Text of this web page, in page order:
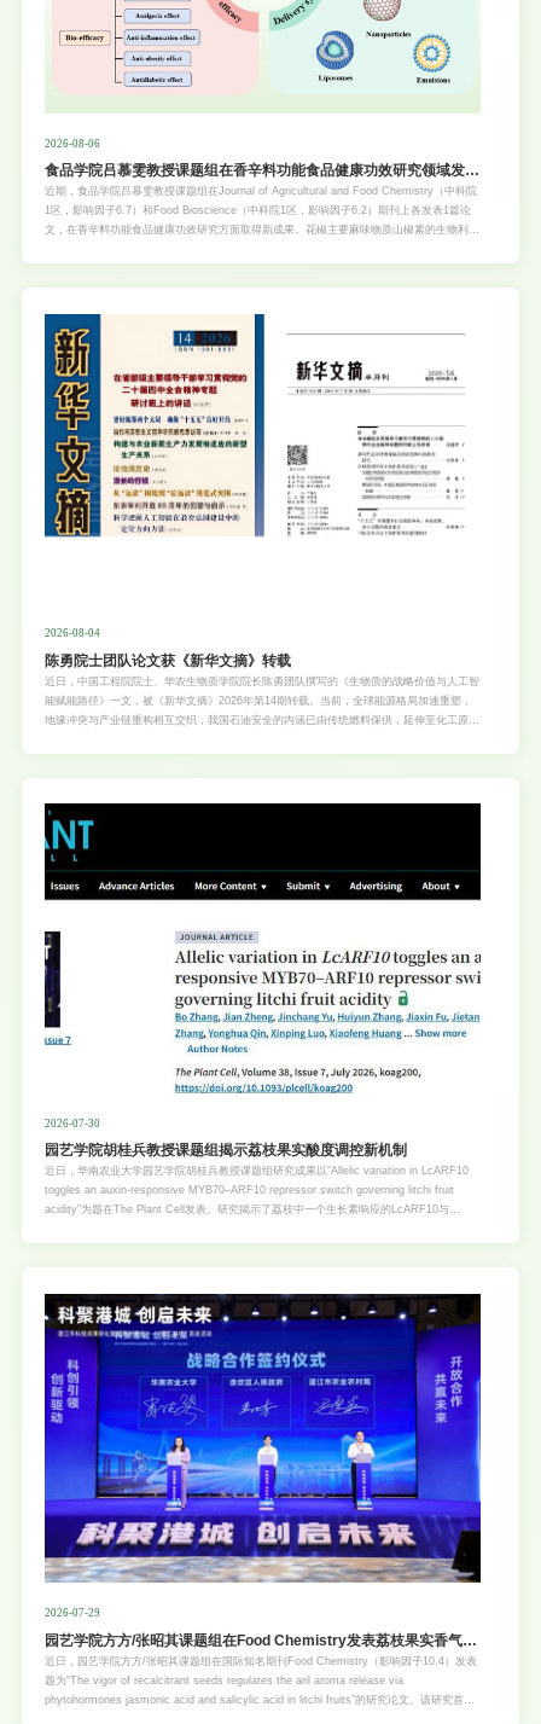
2026-08-06
食品学院吕慕雯教授课题组在香辛料功能食品健康功效研究领域发表
两篇一区TOP论文
近期，食品学院吕慕雯教授课题组在Journal of Agricultural and Food Chemistry（中科院
1区，影响因子6.7）和Food Bioscience（中科院1区，影响因子6.2）期刊上各发表1篇论
文，在香辛料功能食品健康功效研究方面取得新成果。花椒主要麻味物质山椒素的生物利用
Systems for
2026-08-04
陈勇院士团队论文获《新华文摘》转载
近日，中国工程院院士、华农生物质学院院长陈勇团队撰写的《生物质的战略价值与人工智
能赋能路径》一文，被《新华文摘》2026年第14期转载。当前，全球能源格局加速重塑，
地缘冲突与产业链重构相互交织，我国石油安全的内涵已由传统燃料保供，延伸至化工原
重要命题。《生物质的战略价值与人工智能赋能路径》系统阐释了生物质在缓释石油安全约
革和应急保障等维度提出人工智能赋能生
2026-07-30
园艺学院胡桂兵教授课题组揭示荔枝果实酸度调控新机制
近日，华南农业大学园艺学院胡桂兵教授课题组研究成果以“Allelic variation in LcARF10
toggles an auxin-responsive MYB70–ARF10 repressor switch governing litchi fruit
acidity”为题在The Plant Cell发表。研究揭示了荔枝中一个生长素响应的LcARF10与
2026-07-29
园艺学院方方/张昭其课题组在Food Chemistry发表荔枝果实香气形
成机制研究重要成果
近日，园艺学院方方/张昭其课题组在国际知名期刊Food Chemistry（影响因子10.4）发表
题为“The vigor of recalcitrant seeds regulates the aril aroma release via
phytohormones jasmonic acid and salicylic acid in litchi fruits”的研究论文。该研究首次